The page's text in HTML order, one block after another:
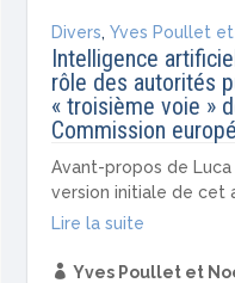
Divers,Yves Poullet
Intelligence
rôle des autorités
« troisième voie »
Commission
Avant-propos de
version initiale de cet
Lire la suite
 Yves Poullet et